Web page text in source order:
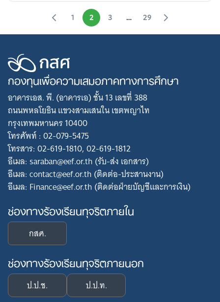
1 2 3 … 29
กองทุนเพื่อความเสมอภาคทางการศึกษา
อาคารเอส. พี. (อาคารเอ) ชั้น 13 เลขที่ 388
ถนนพหลโยธิน แขวงสามเสนใน เขตพญาไท
กรุงเทพมหานคร 10400
โทรศัพท์ : 02-079-5475
โทรสาร: 02-619-1810, 02-619-1812
อีเมล: saraban@eef.or.th (รับ-ส่ง เอกสาร)
อีเมล: contact@eef.or.th (ติดต่อ-ประสานงาน)
อีเมล: Finance@eef.or.th (ติดต่อฝ่ายบัญชีและการเงิน)
ช่องทางร้องเรียนทุจริตภายใน
กสศ.
ช่องทางร้องเรียนทุจริตภายนอก
ป.ป.ช. ป.ป.ท.